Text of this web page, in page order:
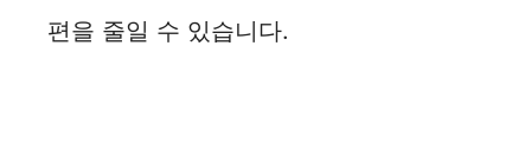
편을 줄일 수 있습니다.